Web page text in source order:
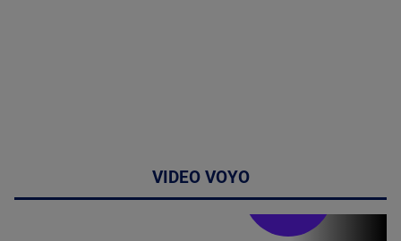
VIDEO VOYO